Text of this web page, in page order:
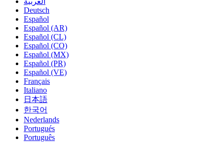
Deutsch
Español
Español (AR)
Español (CL)
Español (CO)
Español (MX)
Español (PR)
Español (VE)
Français
Italiano
日本語
한국어
Nederlands
Portugués
Português